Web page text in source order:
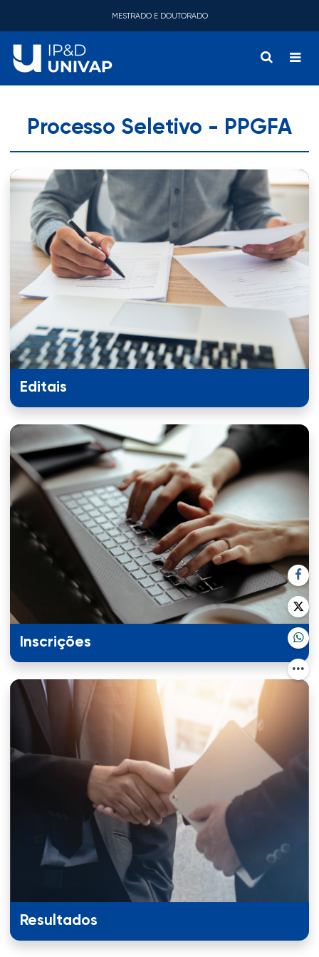
MESTRADO E DOUTORADO
Processo Seletivo - PPGFA
Editais
Inscrições
Resultados